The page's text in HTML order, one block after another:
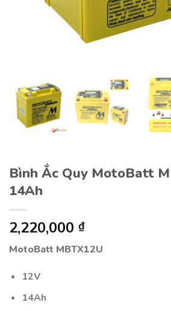
Bình Ắc Quy MotoBatt
14Ah
2,220,000 ₫
MotoBatt MBTX12U
12V
14Ah